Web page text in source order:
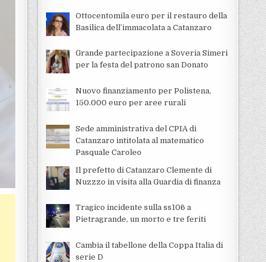
Ottocentomila euro per il restauro della
Basilica dell’immacolata a Catanzaro
Grande partecipazione a Soveria Simeri
per la festa del patrono san Donato
Nuovo finanziamento per Polistena,
150.000 euro per aree rurali
Sede amministrativa del CPIA di
Catanzaro intitolata al matematico
Pasquale Caroleo
Il prefetto di Catanzaro Clemente di
Nuzzzo in visita alla Guardia di finanza
Tragico incidente sulla ss106 a
Pietragrande, un morto e tre feriti
Cambia il tabellone della Coppa Italia di
serie D